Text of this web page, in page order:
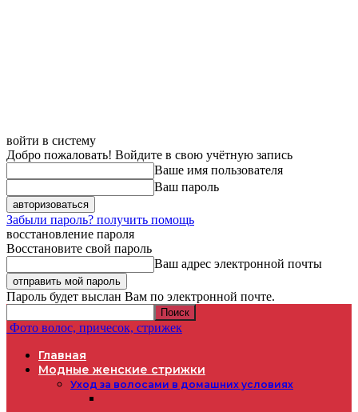
войти в систему
Добро пожаловать! Войдите в свою учётную запись
Ваше имя пользователя
Ваш пароль
Забыли пароль? получить помощь
восстановление пароля
Восстановите свой пароль
Ваш адрес электронной почты
Пароль будет выслан Вам по электронной почте.
Фото волос, причесок, стрижек
Главная
Модные женские стрижки
Уход за волосами в домашних условиях